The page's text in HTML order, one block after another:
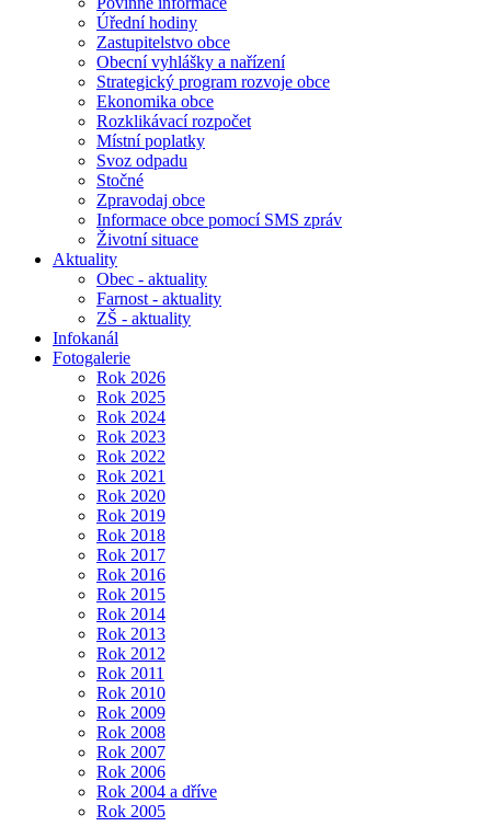
Úřední hodiny
Zastupitelstvo obce
Obecní vyhlášky a nařízení
Strategický program rozvoje obce
Ekonomika obce
Rozklikávací rozpočet
Místní poplatky
Svoz odpadu
Stočné
Zpravodaj obce
Informace obce pomocí SMS zpráv
Životní situace
Aktuality
Obec - aktuality
Farnost - aktuality
ZŠ - aktuality
Infokanál
Fotogalerie
Rok 2026
Rok 2025
Rok 2024
Rok 2023
Rok 2022
Rok 2021
Rok 2020
Rok 2019
Rok 2018
Rok 2017
Rok 2016
Rok 2015
Rok 2014
Rok 2013
Rok 2012
Rok 2011
Rok 2010
Rok 2009
Rok 2008
Rok 2007
Rok 2006
Rok 2004 a dříve
Rok 2005